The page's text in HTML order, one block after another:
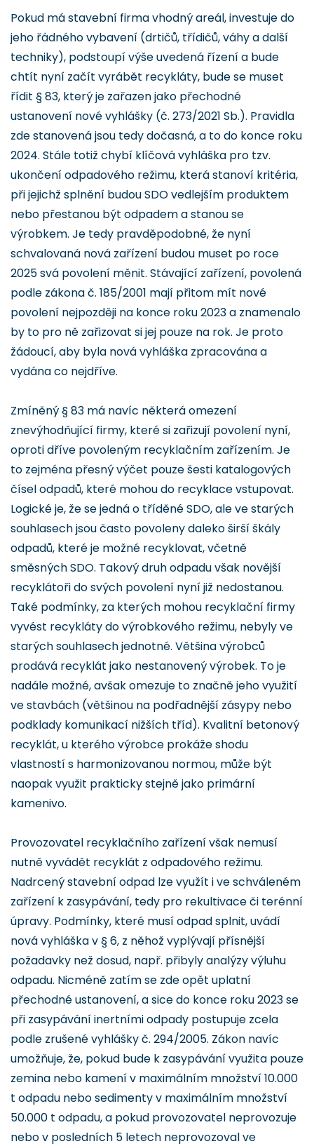
Pokud má stavební firma vhodný areál, investuje do
jeho řádného vybavení (drtičů, třídičů, váhy a další
techniky), podstoupí výše uvedená řízení a bude
chtít nyní začít vyrábět recykláty, bude se muset
řídit § 83, který je zařazen jako přechodné
ustanovení nové vyhlášky (č. 273/2021 Sb.). Pravidla
zde stanovená jsou tedy dočasná, a to do konce roku
2024. Stále totiž chybí klíčová vyhláška pro tzv.
ukončení odpadového režimu, která stanoví kritéria,
při jejichž splnění budou SDO vedlejším produktem
nebo přestanou být odpadem a stanou se
výrobkem. Je tedy pravděpodobné, že nyní
schvalovaná nová zařízení budou muset po roce
2025 svá povolení měnit. Stávající zařízení, povolená
podle zákona č. 185/2001 mají přitom mít nové
povolení nejpozději na konce roku 2023 a znamenalo
by to pro ně zařizovat si jej pouze na rok. Je proto
žádoucí, aby byla nová vyhláška zpracována a
vydána co nejdříve.
Zmíněný § 83 má navíc některá omezení
znevýhodňující firmy, které si zařizují povolení nyní,
oproti dříve povoleným recyklačním zařízením. Je
to zejména přesný výčet pouze šesti katalogových
čísel odpadů, které mohou do recyklace vstupovat.
Logické je, že se jedná o tříděné SDO, ale ve starých
souhlasech jsou často povoleny daleko širší škály
odpadů, které je možné recyklovat, včetně
směsných SDO. Takový druh odpadu však novější
recyklátoři do svých povolení nyní již nedostanou.
Také podmínky, za kterých mohou recyklační firmy
vyvést recykláty do výrobkového režimu, nebyly ve
starých souhlasech jednotné. Většina výrobců
prodává recyklát jako nestanovený výrobek. To je
nadále možné, avšak omezuje to značně jeho využití
ve stavbách (většinou na podřadnější zásypy nebo
podklady komunikací nižších tříd). Kvalitní betonový
recyklát, u kterého výrobce prokáže shodu
vlastností s harmonizovanou normou, může být
naopak využit prakticky stejně jako primární
kamenivo.
Provozovatel recyklačního zařízení však nemusí
nutně vyvádět recyklát z odpadového režimu.
Nadrcený stavební odpad lze využít i ve schváleném
zařízení k zasypávání, tedy pro rekultivace či terénní
úpravy. Podmínky, které musí odpad splnit, uvádí
nová vyhláška v § 6, z něhož vyplývají přísnější
požadavky než dosud, např. přibyly analýzy výluhu
odpadu. Nicméně zatím se zde opět uplatní
přechodné ustanovení, a sice do konce roku 2023 se
při zasypávání inertními odpady postupuje zcela
podle zrušené vyhlášky č. 294/2005. Zákon navíc
umožňuje, že, pokud bude k zasypávání využita pouze
zemina nebo kamení v maximálním množství 10.000
t odpadu nebo sedimenty v maximálním množství
50.000 t odpadu, a pokud provozovatel neprovozuje
nebo v posledních 5 letech neprovozoval ve